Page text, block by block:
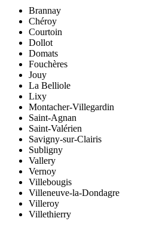
Brannay
Chéroy
Courtoin
Dollot
Domats
Fouchères
Jouy
La Belliole
Lixy
Montacher-Villegardin
Saint-Agnan
Saint-Valérien
Savigny-sur-Clairis
Subligny
Vallery
Vernoy
Villebougis
Villeneuve-la-Dondagre
Villeroy
Villethierry